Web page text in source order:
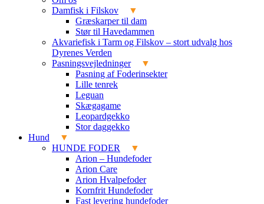
Damfisk i Filskov
Græskarper til dam
Stør til Havedammen
Akvariefisk i Tarm og Filskov – stort udvalg hos
Dyrenes Verden
Pasningsvejledninger
Pasning af Foderinsekter
Lille tenrek
Leguan
Skægagame
Leopardgekko
Stor daggekko
Hund
HUNDE FODER
Arion – Hundefoder
Arion Care
Arion Hvalpefoder
Kornfrit Hundefoder
Fast levering hundefoder